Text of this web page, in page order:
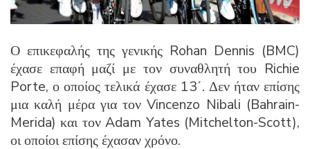
Ο επικεφαλής της γενικής Rohan Dennis (BMC)
έχασε επαφή μαζί με τον συναθλητή του Richie
Porte, ο οποίος τελικά έχασε 13΄. Δεν ήταν επίσης
μια καλή μέρα για τον Vincenzo Nibali (Bahrain-
Merida) και τον Adam Yates (Mitchelton-Scott),
οι οποίοι επίσης έχασαν χρόνο.